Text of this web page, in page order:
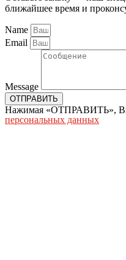
ближайшее время и
Name
Email
Message
ОТПРАВИТЬ
Нажимая «ОТПРАВИТЬ»,
персональных данных